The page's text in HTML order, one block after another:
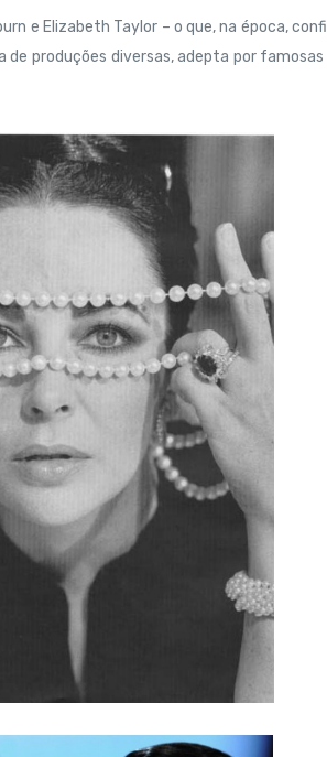
e Elizabeth Taylor – o que, na época,
produções diversas, adepta por